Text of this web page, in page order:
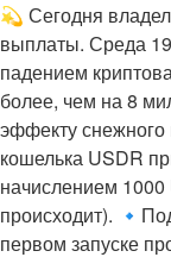
💫 Сегодня
выплаты. Среда
падением
более, чем на 8
эффекту
кошелька USDR
начислением
происходит).
первом запуске